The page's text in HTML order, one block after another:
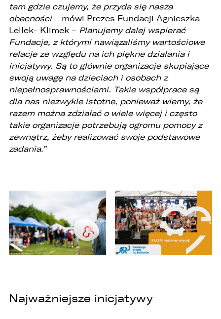
tam gdzie czujemy, że przyda się nasza
obecności– mówi Prezes Fundacji Agnieszka
Lellek- Klimek – Planujemy dalej wspierać
Fundacje, z którymi nawiązaliśmy wartościowe
relacje ze względu na ich piękne działania i
inicjatywy. Są to głównie organizacje skupiające
swoją uwagę na dzieciach i osobach z
niepełnosprawnościami. Takie współprace są
dla nas niezwykle istotne, ponieważ wiemy, że
razem można zdziałać o wiele więcej i często
takie organizacje potrzebują ogromu pomocy z
zewnątrz, żeby realizować swoje podstawowe
zadania.”
Najważniejsze inicjatywy
W związku z realizacją wymogów
Rozporządzenia Parlamentu Europejskiego i
uchylenia dyrektywy 95/46/WE (ogólne
rozporządzenie o ochronie danych „RODO”),